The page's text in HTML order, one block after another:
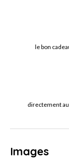
le bon
directement
Images